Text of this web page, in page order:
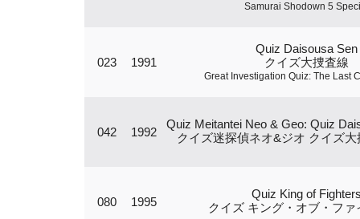
Samurai Shodown 5
023 1991
Quiz Daisousa Sen
クイズ大捜査線
Great Investigation Quiz: The Last
042 1992
Quiz Meitantei Neo & Geo: Quiz
クイズ迷探偵ネオ&ジオ クイズ
080 1995
Quiz King of
クイズ キング・オブ・ファ